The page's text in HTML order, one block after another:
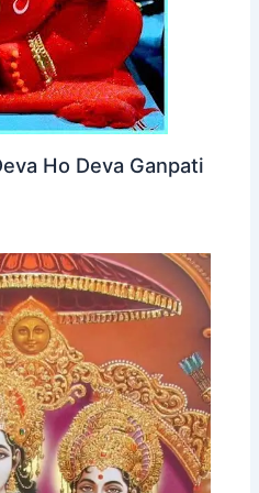
Deva Ho Deva Ganpati